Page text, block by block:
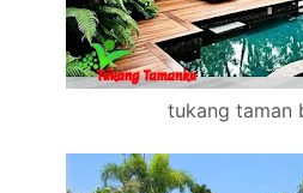
tukang taman